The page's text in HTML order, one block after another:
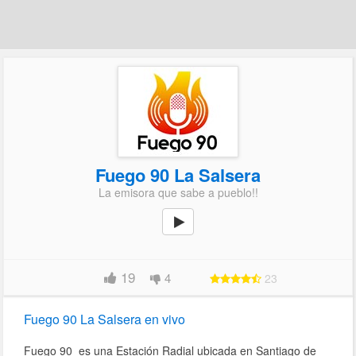
Fuego 90 La Salsera
La emisora que sabe a pueblo!!
19 4 23
Fuego 90 La Salsera en vivo
Fuego 90 es una Estación Radial ubicada en Santiago de